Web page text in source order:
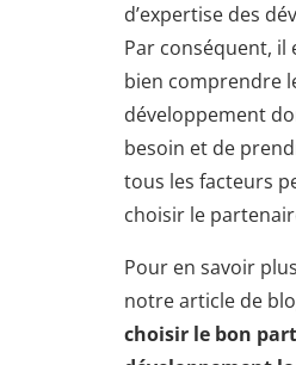
d’expertise des
Par conséquent, il
bien comprendre
développement
besoin et de
tous les facteurs
choisir le
Pour en savoir
notre article de
choisir le bon